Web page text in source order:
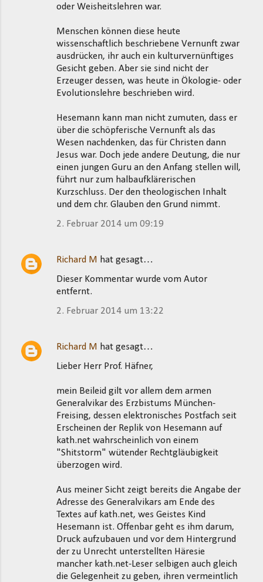
oder Weisheitslehren war.
Menschen können diese heute
wissenschaftlich beschriebene Vernunft zwar
ausdrücken, ihr auch ein kulturvernünftiges
Gesicht geben. Aber sie sind nicht der
Erzeuger dessen, was heute in Ökologie- oder
Evolutionslehre beschrieben wird.
Hesemann kann man nicht zumuten, dass er
über die schöpferische Vernunft als das
Wesen nachdenken, das für Christen dann
Jesus war. Doch jede andere Deutung, die nur
einen jungen Guru an den Anfang stellen will,
führt nur zum halbaufklärerischen
Kurzschluss. Der den theologischen Inhalt
und dem chr. Glauben den Grund nimmt.
2. Februar 2014 um 09:19
Richard M hat gesagt…
Dieser Kommentar wurde vom Autor
entfernt.
2. Februar 2014 um 13:22
Richard M hat gesagt…
Lieber Herr Prof. Häfner,
mein Beileid gilt vor allem dem armen
Generalvikar des Erzbistums München-
Freising, dessen elektronisches Postfach seit
Erscheinen der Replik von Hesemann auf
kath.net wahrscheinlich von einem
"Shitstorm" wütender Rechtgläubigkeit
überzogen wird.
Aus meiner Sicht zeigt bereits die Angabe der
Adresse des Generalvikars am Ende des
Textes auf kath.net, wes Geistes Kind
Hesemann ist. Offenbar geht es ihm darum,
Druck aufzubauen und vor dem Hintergrund
der zu Unrecht unterstellten Häresie
mancher kath.net-Leser selbigen auch gleich
die Gelegenheit zu geben, ihren vermeintlich